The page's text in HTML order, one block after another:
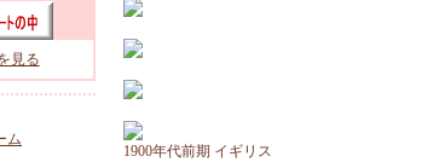
見る
ム
1900年代前期 イギリス